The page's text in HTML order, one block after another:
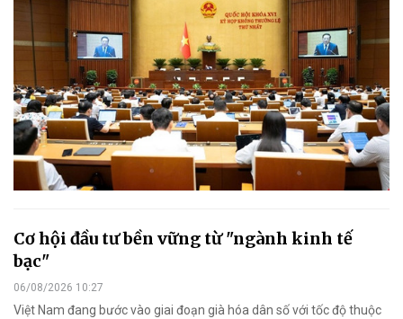
Cơ hội đầu tư bền vững từ "ngành kinh tế
bạc"
06/08/2026 10:27
Việt Nam đang bước vào giai đoạn già hóa dân số với tốc độ thuộc